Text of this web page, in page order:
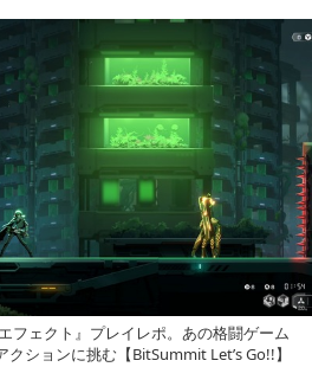
フェクト』プレイレポ。あの格闘ゲーム
ションに挑む【BitSummit Let’s Go!!】